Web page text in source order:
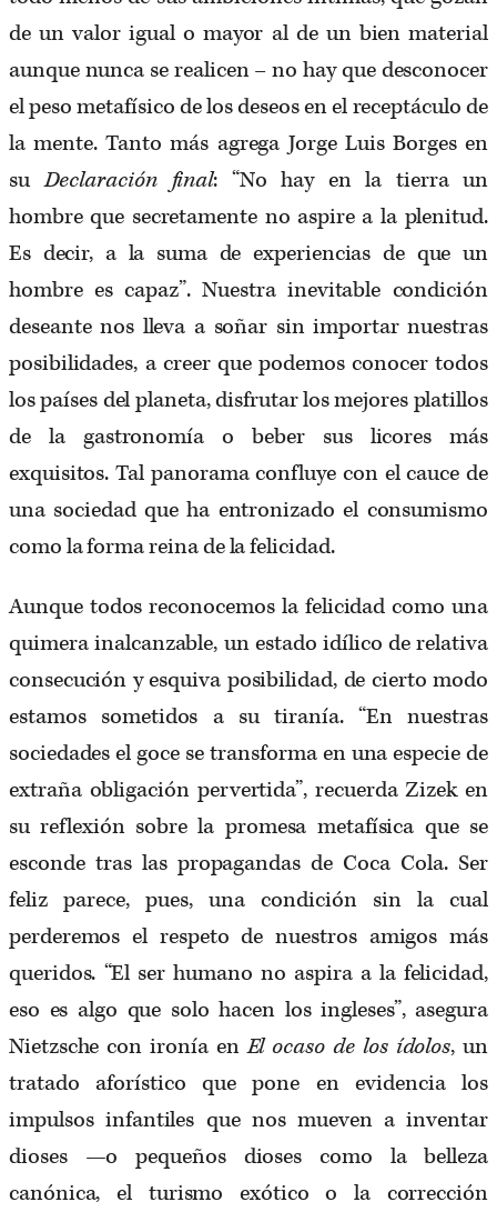
de un valor igual o mayor al de un bien material
aunque nunca se realicen – no hay que desconocer
el peso metafísico de los deseos en el receptáculo de
la mente. Tanto más agrega Jorge Luis Borges en
suDeclaración final: “No hay en la tierra un
hombre que secretamente no aspire a la plenitud.
Es decir, a la suma de experiencias de que un
hombre es capaz”. Nuestra inevitable condición
deseante nos lleva a soñar sin importar nuestras
posibilidades, a creer que podemos conocer todos
los países del planeta, disfrutar los mejores platillos
de la gastronomía o beber sus licores más
exquisitos. Tal panorama confluye con el cauce de
una sociedad que ha entronizado el consumismo
como la forma reina de la felicidad.
Aunque todos reconocemos la felicidad como una
quimera inalcanzable, un estado idílico de relativa
consecución y esquiva posibilidad, de cierto modo
estamos sometidos a su tiranía. “En nuestras
sociedades el goce se transforma en una especie de
extraña obligación pervertida”, recuerda Zizek en
su reflexión sobre la promesa metafísica que se
esconde tras las propagandas de Coca Cola. Ser
feliz parece, pues, una condición sin la cual
perderemos el respeto de nuestros amigos más
queridos. “El ser humano no aspira a la felicidad,
eso es algo que solo hacen los ingleses”, asegura
Nietzsche con ironía enEl ocaso de los ídolos, un
tratado aforístico que pone en evidencia los
impulsos infantiles que nos mueven a inventar
dioses —o pequeños dioses como la belleza
canónica, el turismo exótico o la corrección